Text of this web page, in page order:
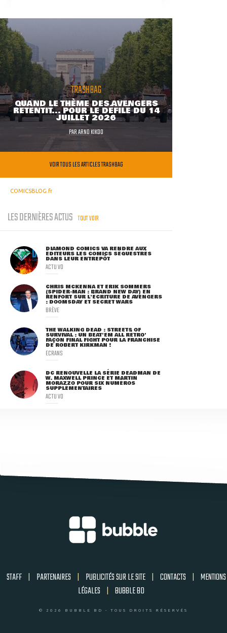
TRASHBAG
QUAND LE THÈME DES AVENGERS
RETENTIT... POUR LE DÉFILÉ DU 14
JUILLET 2026
PARARNO KIKOO
VOIR TOUS LES ARTICLES TRASHBAG
COMICSBLOG.fr
LES DERNIÈRES ACTUS TOUT VOIR
DIAMOND COMICS VA RENDRE AUX
ÉDITEURS LES COMICS SÉQUESTRÉS
DANS LEUR ENTREPÔT
ACTU VO
CHRIS MCKENNA ET ERIK SOMMERS
(SPIDER-MAN : BRAND NEW DAY) EN
RENFORT SUR L'ÉCRITURE DE AVENGERS
: DOOMSDAY ET SECRET WARS
BRÈVE
THE WALKING DEAD : STREETS OF
SURVIVAL : UN BEAT'EM ALL RÉTRO'
FAÇON FINAL FIGHT POUR LA FRANCHISE
DE ROBERT KIRKMAN !
ECRANS
DC RENOUVELLE LA SÉRIE DEADMAN DE
W. MAXWELL PRINCE ET MARTIN
MORAZZO POUR SIX NUMÉROS
SUPPLÉMENTAIRES
ACTU VO
STAFF | PARTENAIRES | PUBLICITÉS SUR LE SITE | CONTACTS | MENTIONS
LÉGALES | BUBBLE BD
© 2026 BUBBLE BD - TOUS DROITS RÉSERVÉS